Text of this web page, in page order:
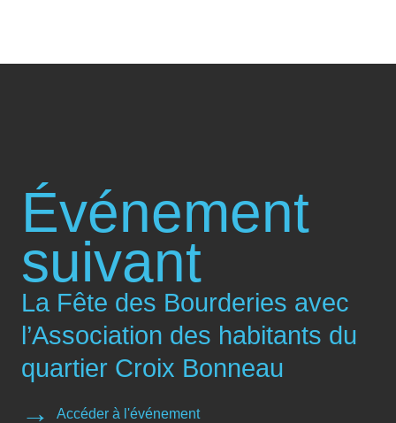
Événement
suivant
La Fête des Bourderies avec
l’Association des habitants du
quartier Croix Bonneau
Accéder à l'événement